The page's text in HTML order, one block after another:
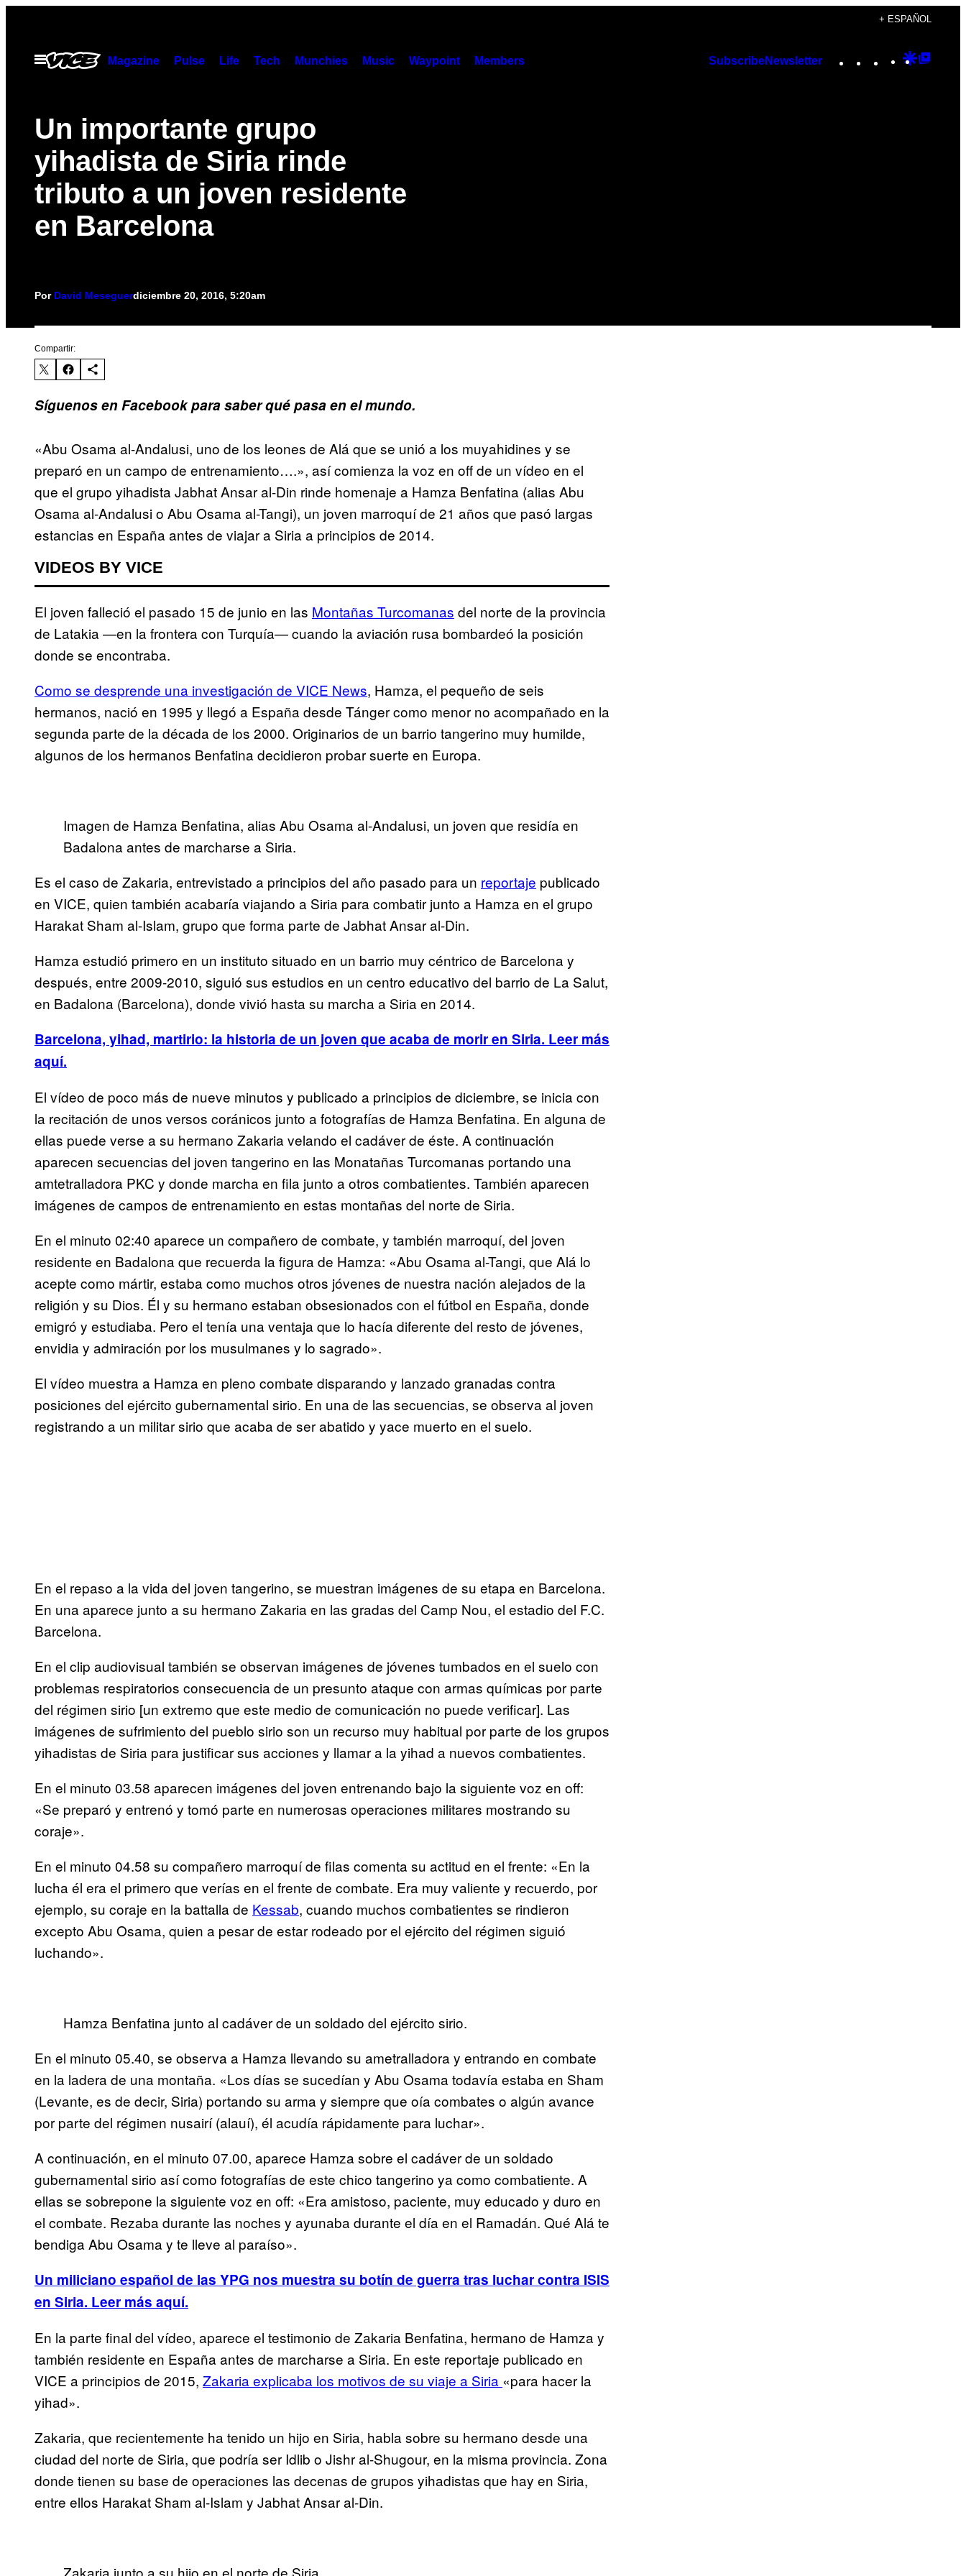
contenido
+ ESPAÑOL
Abrir
Menú
Magazine Pulse Life Tech Munchies Music Waypoint Members SubscribeNewsletter Instagram
TikTok
YouTube
Google
Un importante grupo
yihadista de Siria rinde
tributo a un joven residente
en Barcelona
Por David Meseguerdiciembre 20, 2016, 5:20am
Compartir:
Síguenos en Facebook para saber qué pasa en el mundo.
«Abu Osama al-Andalusi, uno de los leones de Alá que se unió a los muyahidines y se
preparó en un campo de entrenamiento….», así comienza la voz en off de un vídeo en el
que el grupo yihadista Jabhat Ansar al-Din rinde homenaje a Hamza Benfatina (alias Abu
Osama al-Andalusi o Abu Osama al-Tangi), un joven marroquí de 21 años que pasó largas
estancias en España antes de viajar a Siria a principios de 2014.
VIDEOS BY VICE
El joven falleció el pasado 15 de junio en las Montañas Turcomanas del norte de la provincia
de Latakia —en la frontera con Turquía— cuando la aviación rusa bombardeó la posición
donde se encontraba.
Como se desprende una investigación de VICE News, Hamza, el pequeño de seis
hermanos, nació en 1995 y llegó a España desde Tánger como menor no acompañado en la
segunda parte de la década de los 2000. Originarios de un barrio tangerino muy humilde,
algunos de los hermanos Benfatina decidieron probar suerte en Europa.
Imagen de Hamza Benfatina, alias Abu Osama al-Andalusi, un joven que residía en
Badalona antes de marcharse a Siria.
Es el caso de Zakaria, entrevistado a principios del año pasado para un reportaje publicado
en VICE, quien también acabaría viajando a Siria para combatir junto a Hamza en el grupo
Harakat Sham al-Islam, grupo que forma parte de Jabhat Ansar al-Din.
Hamza estudió primero en un instituto situado en un barrio muy céntrico de Barcelona y
después, entre 2009-2010, siguió sus estudios en un centro educativo del barrio de La Salut,
en Badalona (Barcelona), donde vivió hasta su marcha a Siria en 2014.
Barcelona, yihad, martirio: la historia de un joven que acaba de morir en Siria. Leer más
aquí.
El vídeo de poco más de nueve minutos y publicado a principios de diciembre, se inicia con
la recitación de unos versos coránicos junto a fotografías de Hamza Benfatina. En alguna de
ellas puede verse a su hermano Zakaria velando el cadáver de éste. A continuación
aparecen secuencias del joven tangerino en las Monatañas Turcomanas portando una
amtetralladora PKC y donde marcha en fila junto a otros combatientes. También aparecen
imágenes de campos de entrenamiento en estas montañas del norte de Siria.
En el minuto 02:40 aparece un compañero de combate, y también marroquí, del joven
residente en Badalona que recuerda la figura de Hamza: «Abu Osama al-Tangi, que Alá lo
acepte como mártir, estaba como muchos otros jóvenes de nuestra nación alejados de la
religión y su Dios. Él y su hermano estaban obsesionados con el fútbol en España, donde
emigró y estudiaba. Pero el tenía una ventaja que lo hacía diferente del resto de jóvenes,
envidia y admiración por los musulmanes y lo sagrado».
El vídeo muestra a Hamza en pleno combate disparando y lanzado granadas contra
posiciones del ejército gubernamental sirio. En una de las secuencias, se observa al joven
registrando a un militar sirio que acaba de ser abatido y yace muerto en el suelo.
En el repaso a la vida del joven tangerino, se muestran imágenes de su etapa en Barcelona.
En una aparece junto a su hermano Zakaria en las gradas del Camp Nou, el estadio del F.C.
Barcelona.
En el clip audiovisual también se observan imágenes de jóvenes tumbados en el suelo con
problemas respiratorios consecuencia de un presunto ataque con armas químicas por parte
del régimen sirio [un extremo que este medio de comunicación no puede verificar]. Las
imágenes de sufrimiento del pueblo sirio son un recurso muy habitual por parte de los grupos
yihadistas de Siria para justificar sus acciones y llamar a la yihad a nuevos combatientes.
En el minuto 03.58 aparecen imágenes del joven entrenando bajo la siguiente voz en off:
«Se preparó y entrenó y tomó parte en numerosas operaciones militares mostrando su
coraje».
En el minuto 04.58 su compañero marroquí de filas comenta su actitud en el frente: «En la
lucha él era el primero que verías en el frente de combate. Era muy valiente y recuerdo, por
ejemplo, su coraje en la battalla de Kessab, cuando muchos combatientes se rindieron
excepto Abu Osama, quien a pesar de estar rodeado por el ejército del régimen siguió
luchando».
Hamza Benfatina junto al cadáver de un soldado del ejército sirio.
En el minuto 05.40, se observa a Hamza llevando su ametralladora y entrando en combate
en la ladera de una montaña. «Los días se sucedían y Abu Osama todavía estaba en Sham
(Levante, es de decir, Siria) portando su arma y siempre que oía combates o algún avance
por parte del régimen nusairí (alauí), él acudía rápidamente para luchar».
A continuación, en el minuto 07.00, aparece Hamza sobre el cadáver de un soldado
gubernamental sirio así como fotografías de este chico tangerino ya como combatiente. A
ellas se sobrepone la siguiente voz en off: «Era amistoso, paciente, muy educado y duro en
el combate. Rezaba durante las noches y ayunaba durante el día en el Ramadán. Qué Alá te
bendiga Abu Osama y te lleve al paraíso».
Un miliciano español de las YPG nos muestra su botín de guerra tras luchar contra ISIS
en Siria. Leer más aquí.
En la parte final del vídeo, aparece el testimonio de Zakaria Benfatina, hermano de Hamza y
también residente en España antes de marcharse a Siria. En este reportaje publicado en
VICE a principios de 2015, Zakaria explicaba los motivos de su viaje a Siria «para hacer la
yihad».
Zakaria, que recientemente ha tenido un hijo en Siria, habla sobre su hermano desde una
ciudad del norte de Siria, que podría ser Idlib o Jishr al-Shugour, en la misma provincia. Zona
donde tienen su base de operaciones las decenas de grupos yihadistas que hay en Siria,
entre ellos Harakat Sham al-Islam y Jabhat Ansar al-Din.